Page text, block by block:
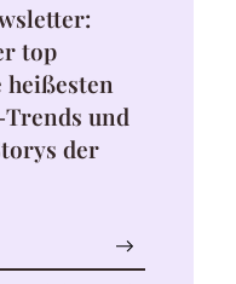
top
und
der